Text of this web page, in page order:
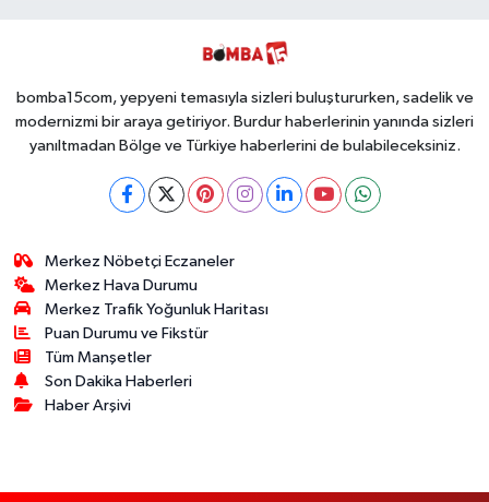
bomba15com, yepyeni temasıyla sizleri buluştururken, sadelik ve
modernizmi bir araya getiriyor. Burdur haberlerinin yanında sizleri
yanıltmadan Bölge ve Türkiye haberlerini de bulabileceksiniz.
Merkez Nöbetçi Eczaneler
Merkez Hava Durumu
Merkez Trafik Yoğunluk Haritası
Puan Durumu ve Fikstür
Tüm Manşetler
Son Dakika Haberleri
Haber Arşivi